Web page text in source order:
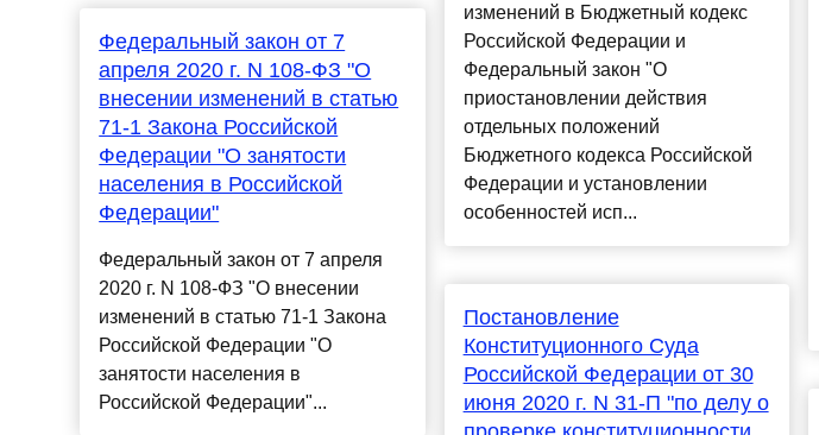
Федеральный закон от 7
апреля 2020 г. N 108-ФЗ "О
внесении изменений в статью
71-1 Закона Российской
Федерации "О занятости
населения в Российской
Федерации"
Федеральный закон от 7 апреля
2020 г. N 108-ФЗ "О внесении
изменений в статью 71-1 Закона
Российской Федерации "О
занятости населения в
Российской Федерации"...
изменений в Бюджетный кодекс
Российской Федерации и
Федеральный закон "О
приостановлении действия
отдельных положений
Бюджетного кодекса Российской
Федерации и установлении
особенностей исп...
Постановление
Конституционного Суда
Российской Федерации от 30
июня 2020 г. N 31-П "по делу о